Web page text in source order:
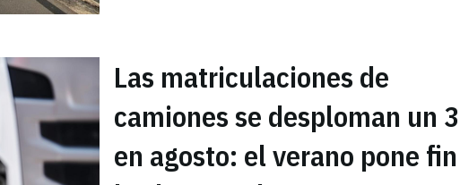
Las matriculaciones de
camiones se desploman un
en agosto: el verano pone